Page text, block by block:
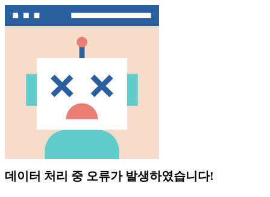
데이터 처리 중 오류가 발생하였습니다!